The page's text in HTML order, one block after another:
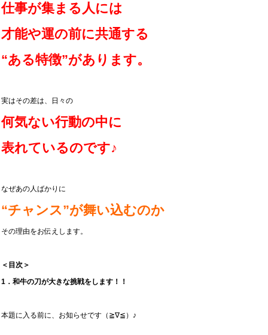
仕事が集まる人には
才能や運の前に共通する
“ある特徴”があります。
実はその差は、日々の
何気ない行動の中に
表れているのです♪
なぜあの人ばかりに
“チャンス”が舞い込むのか
その理由をお伝えします。
＜目次＞
1．和牛の刀が大きな挑戦をします！！
本題に入る前に、お知らせです（≧∇≦）♪